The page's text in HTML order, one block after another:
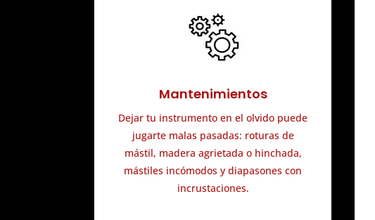
Mantenimientos
Dejar tu instrumento en el olvido puede
jugarte malas pasadas: roturas de
mástil, madera agrietada o hinchada,
mástiles incómodos y diapasones con
incrustaciones.